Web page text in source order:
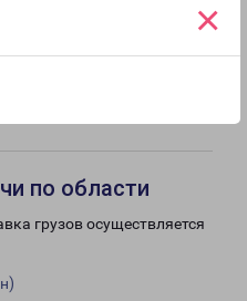
×
по области
грузов осуществляется